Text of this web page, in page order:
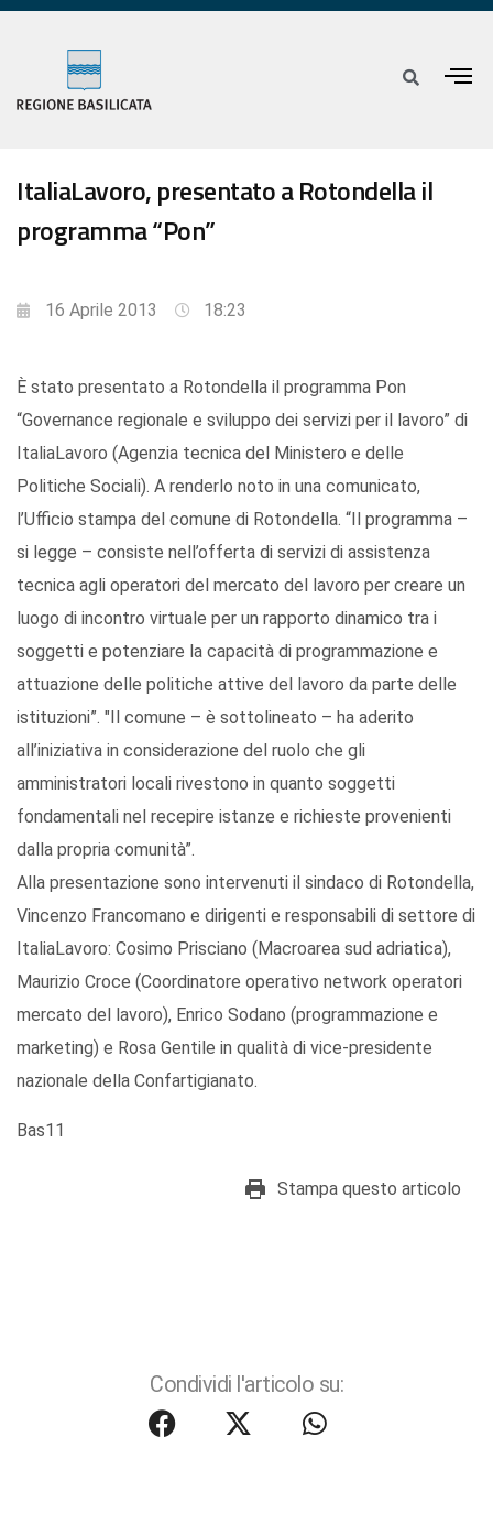
ItaliaLavoro, presentato a Rotondella il
programma “Pon”
16 Aprile 2013 18:23
È stato presentato a Rotondella il programma Pon
“Governance regionale e sviluppo dei servizi per il lavoro” di
ItaliaLavoro (Agenzia tecnica del Ministero e delle
Politiche Sociali). A renderlo noto in una comunicato,
l’Ufficio stampa del comune di Rotondella. “Il programma –
si legge – consiste nell’offerta di servizi di assistenza
tecnica agli operatori del mercato del lavoro per creare un
luogo di incontro virtuale per un rapporto dinamico tra i
soggetti e potenziare la capacità di programmazione e
attuazione delle politiche attive del lavoro da parte delle
istituzioni”. "Il comune – è sottolineato – ha aderito
all’iniziativa in considerazione del ruolo che gli
amministratori locali rivestono in quanto soggetti
fondamentali nel recepire istanze e richieste provenienti
dalla propria comunità”.
Alla presentazione sono intervenuti il sindaco di Rotondella,
Vincenzo Francomano e dirigenti e responsabili di settore di
ItaliaLavoro: Cosimo Prisciano (Macroarea sud adriatica),
Maurizio Croce (Coordinatore operativo network operatori
mercato del lavoro), Enrico Sodano (programmazione e
marketing) e Rosa Gentile in qualità di vice-presidente
nazionale della Confartigianato.
Bas11
Stampa questo articolo
Condividi l'articolo su: